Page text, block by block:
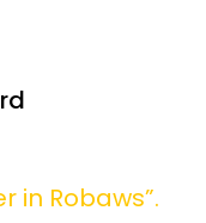
in Robaws”.